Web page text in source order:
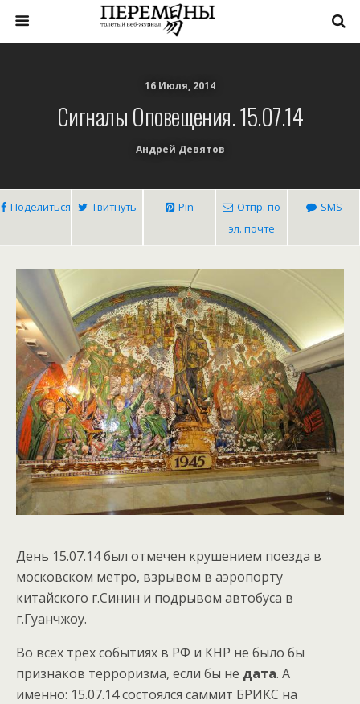
16 Июля, 2014
Сигналы Оповещения. 15.07.14
Андрей Девятов
Поделиться Твитнуть Pin
Отпр. по
эл. почте
SMS
День 15.07.14 был отмечен крушением поезда в
московском метро, взрывом в аэропорту
китайского г.Синин и подрывом автобуса в
г.Гуанчжоу.
Во всех трех событиях в РФ и КНР не было бы
признаков терроризма, если бы не дата. А
именно: 15.07.14 состоялся саммит БРИКС на